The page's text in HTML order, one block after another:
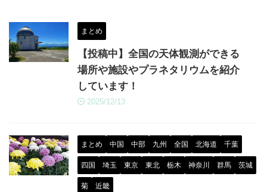
まとめ
【投稿中】全国の天体観測ができる
場所や施設やプラネタリウムを紹介
しています！
2025/12/13
まとめ 中国 中部 九州 全国 北海道 千葉
四国 埼玉 東京 東北 栃木 神奈川 群馬 茨城
菊 近畿